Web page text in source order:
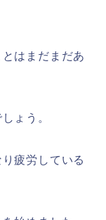
はまだまだあ
ょう。
疲労している